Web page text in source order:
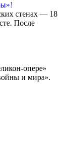
стенах — 18
После
опере»
и мира».